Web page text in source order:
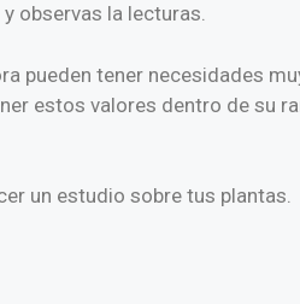
observas la lecturas.
pueden tener necesidades
estos valores dentro de su
un estudio sobre tus plantas.